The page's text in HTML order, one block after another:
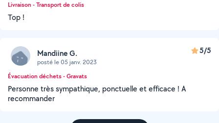
Livraison - Transport de colis
Top !
Mandiine G.
posté le 05 janv. 2023
5/5
Évacuation déchets - Gravats
Personne très sympathique, ponctuelle et efficace ! A
recommander